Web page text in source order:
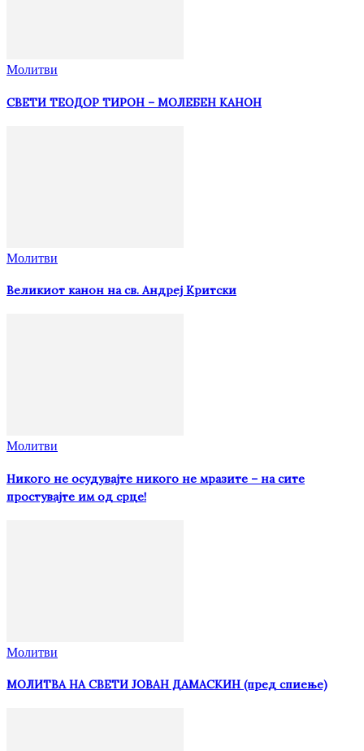
Молитви
СВЕТИ ТЕОДОР ТИРОН – МОЛЕБЕН КАНОН
Молитви
Великиот канон на св. Андреј Критски
Молитви
Никого не осудувајте никого не мразите – на сите
простувајте им од срце!
Молитви
МОЛИТВА НА СВЕТИ ЈОВАН ДАМАСКИН (пред спиење)